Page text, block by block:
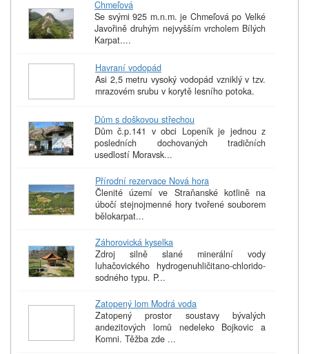
Chmeľová
Se svými 925 m.n.m. je Chmeľová po Velké
Javořině druhým nejvyšším vrcholem Bílých
Karpat....
Havraní vodopád
Asi 2,5 metru vysoký vodopád vzniklý v tzv.
mrazovém srubu v korytě lesního potoka.
Dům s doškovou střechou
Dům č.p.141 v obci Lopeník je jednou z
posledních dochovaných tradičních
usedlostí Moravsk...
Přírodní rezervace Nová hora
Členité území ve Straňanské kotlině na
úbočí stejnojmenné hory tvořené souborem
bělokarpat...
Záhorovická kyselka
Zdroj silně slané minerální vody
luhačovického hydrogenuhličitano-chlorido-
sodného typu. P...
Zatopený lom Modrá voda
Zatopený prostor soustavy bývalých
andezitových lomů nedeleko Bojkovic a
Komni. Těžba zde ...